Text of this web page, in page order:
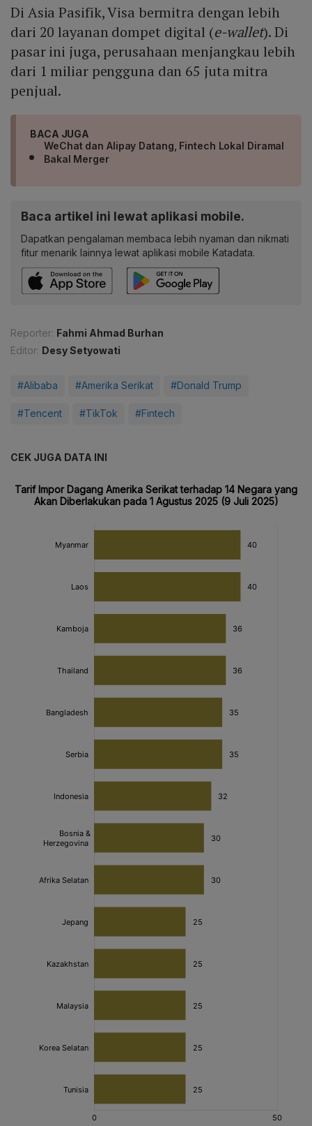
Di Asia Pasifik, Visa bermitra dengan lebih
dari 20 layanan dompet digital (e-wallet). Di
pasar ini juga, perusahaan menjangkau lebih
dari 1 miliar pengguna dan 65 juta mitra
penjual.
BACA JUGA
WeChat dan Alipay Datang, Fintech Lokal Diramal
Bakal Merger
Baca artikel ini lewat aplikasi mobile.
Dapatkan pengalaman membaca lebih nyaman dan nikmati
fitur menarik lainnya lewat aplikasi mobile Katadata.
Reporter: Fahmi Ahmad Burhan
Editor: Desy Setyowati
#Alibaba #Amerika Serikat #Donald Trump
#Tencent #TikTok #Fintech
CEK JUGA DATA INI